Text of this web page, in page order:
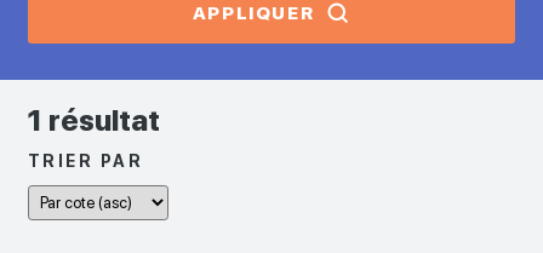
APPLIQUER
1 résultat
TRIER PAR